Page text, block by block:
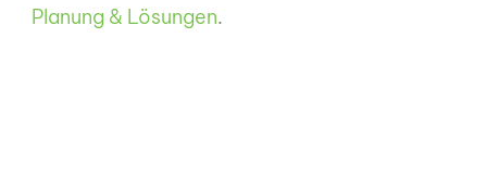
Planung & Lösungen.